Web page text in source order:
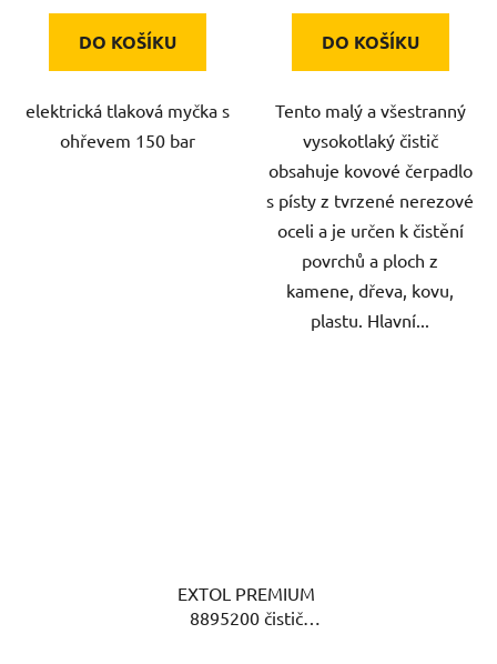
DO KOŠÍKU
elektrická tlaková myčka s
ohřevem 150 bar
DO KOŠÍKU
Tento malý a všestranný
vysokotlaký čistič
obsahuje kovové čerpadlo
s písty z tvrzené nerezové
oceli a je určen k čistění
povrchů a ploch z
kamene, dřeva, kovu,
plastu. Hlavní...
EXTOL PREMIUM
8895200 čistič